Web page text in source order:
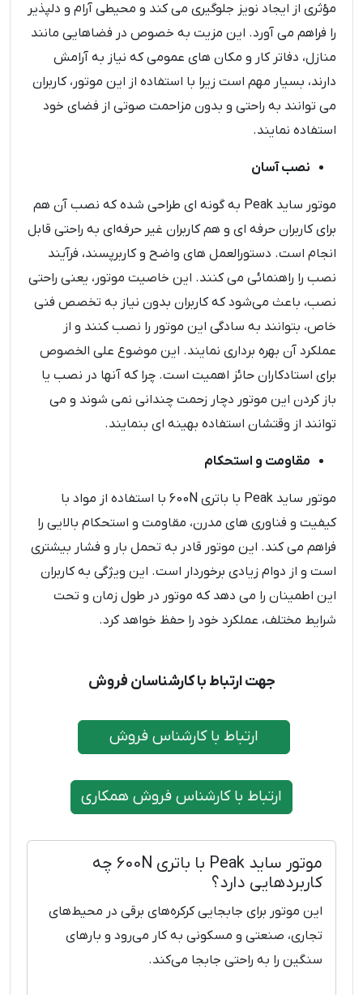
مؤثری از ایجاد نویز جلوگیری می ‌کند و محیطی آرام و دلپذیر
را فراهم می ‌آورد. این مزیت به خصوص در فضاهایی مانند
منازل، دفاتر کار و مکان‌ های عمومی که نیاز به آرامش
دارند، بسیار مهم است زیرا با استفاده از این موتور، کاربران
می ‌توانند به راحتی و بدون مزاحمت صوتی از فضای خود
استفاده نمایند.
نصب آسان
موتور ساید Peak به گونه ‌ای طراحی شده که نصب آن هم
برای کاربران حرفه ‌ای و هم کاربران غیر حرفه‌ای به راحتی قابل
انجام است. دستورالعمل‌ های واضح و کاربرپسند، فرآیند
نصب را راهنمائی می ‌کنند. این خاصیت موتور، یعنی راحتی
نصب، باعث می‌شود که کاربران بدون نیاز به تخصص فنی
خاص، بتوانند به سادگی این موتور را نصب کنند و از
عملکرد آن بهره‌ برداری نمایند. این موضوع علی الخصوص
برای استادکاران حائز اهمیت است. چرا که آنها در نصب یا
باز کردن این موتور دچار زحمت چندانی نمی شوند و می
توانند از وقتشان استفاده بهینه ای بنمایند.
مقاومت و استحکام
موتور ساید Peak با باتری 600N با استفاده از مواد با
کیفیت و فناوری‌ های مدرن، مقاومت و استحکام بالایی را
فراهم می ‌کند. این موتور قادر به تحمل بار و فشار بیشتری
است و از دوام زیادی برخوردار است. این ویژگی به کاربران
این اطمینان را می ‌دهد که موتور در طول زمان و تحت
شرایط مختلف، عملکرد خود را حفظ خواهد کرد.
جهت ارتباط با کارشناسان فروش
ارتباط با کارشناس فروش
ارتباط با کارشناس فروش همکاری
موتور ساید Peak با باتری 600N چه
کاربردهایی دارد؟
این موتور برای جابجایی کرکره‌های برقی در محیط‌های
تجاری، صنعتی و مسکونی به کار می‌رود و بارهای
سنگین را به راحتی جابجا می‌کند.